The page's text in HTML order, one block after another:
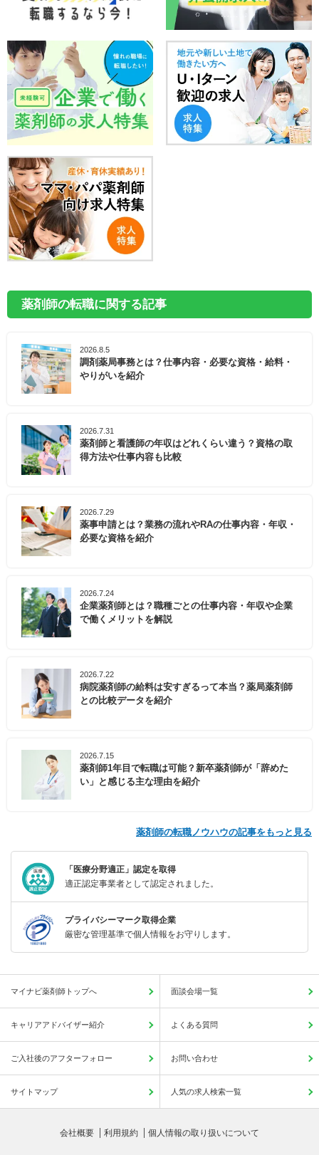
薬剤師の転職に関する記事
2026.8.5
調剤薬局事務とは？仕事内容・必要な資格・給料・
やりがいを紹介
2026.7.31
薬剤師と看護師の年収はどれくらい違う？資格の取
得方法や仕事内容も比較
2026.7.29
薬事申請とは？業務の流れやRAの仕事内容・年収・
必要な資格を紹介
2026.7.24
企業薬剤師とは？職種ごとの仕事内容・年収や企業
で働くメリットを解説
2026.7.22
病院薬剤師の給料は安すぎるって本当？薬局薬剤師
との比較データを紹介
2026.7.15
薬剤師1年目で転職は可能？新卒薬剤師が「辞めた
い」と感じる主な理由を紹介
薬剤師の転職ノウハウの記事をもっと見る
「医療分野適正」認定を取得
適正認定事業者として認定されました。
プライバシーマーク取得企業
厳密な管理基準で個人情報をお守りします。
マイナビ薬剤師トップへ 面談会場一覧
キャリアアドバイザー紹介 よくある質問
ご入社後のアフターフォロー お問い合わせ
サイトマップ 人気の求人検索一覧
会社概要 利用規約 個人情報の取り扱いについて